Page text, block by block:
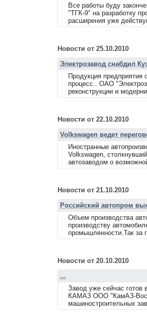
Все работы буду
"ТГК-9" на разработку
расширения уже
Новости от 25.10.2010
Электрозавод снабдил
Продукция предприятия
процесс.. ОАО
реконструкции и
Новости от 22.10.2010
Volkswagen ведет
Иностранные
Volkswagen,
автозаводом о
Новости от 21.10.2010
Российский автопром
Объем производства
производству
промышленности.Так за
Новости от 20.10.2010
...
Завод уже сейчас готов
КАМАЗ ООО "КамАЗ-
машиностроительных